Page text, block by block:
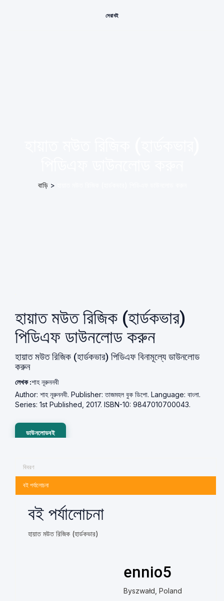
সেরা বই
বাড়ি>
হায়াত মউত রিজিক (হার্ডকভার)
পিডিএফ ডাউনলোড করুন
হায়াত মউত রিজিক (হার্ডকভার) পিডিএফ বিনামূল্যে ডাউনলোড
করুন
লেখক :শাহ নূরুননবী
Author: শাহ নূরুননবী. Publisher: তাজমহল বুক ডিপো. Language: বাংলা.
Series: 1st Published, 2017. ISBN-10: 9847010700043.
ডাউনলোডবই
বিবরণ
বই পর্যালোচনা
বই পর্যালোচনা
হায়াত মউত রিজিক (হার্ডকভার)
ennio5
Byszwałd, Poland